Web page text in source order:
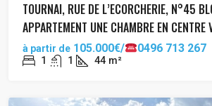
TOURNAI, RUE DE L’ECORCHERIE, N°45
APPARTEMENT UNE CHAMBRE EN
à partir de 105.000€/ 0496 713 267
1 1 44 m²